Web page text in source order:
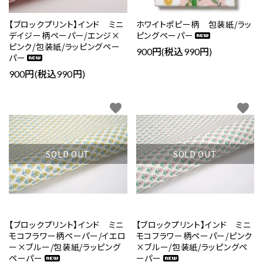
【ブロックプリント】インド ミニ
デイジー柄ペーパー/エンジ×
ピンク/包装紙/ラッピングペー
パー
900円(税込990円)
ホワイトポピー柄 包装紙/ラッ
ピングペーパー
900円(税込990円)
SOLD OUT
【ブロックプリント】インド ミニ
モコフラワー柄ペーパー/イエロ
ー×ブルー/包装紙/ラッピング
ペーパー
favorite
SOLD OUT
【ブロックプリント】インド ミニ
モコフラワー柄ペーパー/ピンク
×ブルー/包装紙/ラッピングペ
ーパー
favorite
キーワード
カテゴリー
検索する